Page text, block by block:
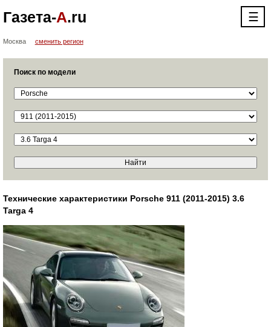
Газета-А.ru ☰
Москва сменить регион
Поиск по модели
Технические характеристики Porsche 911 (2011-2015) 3.6
Targa 4